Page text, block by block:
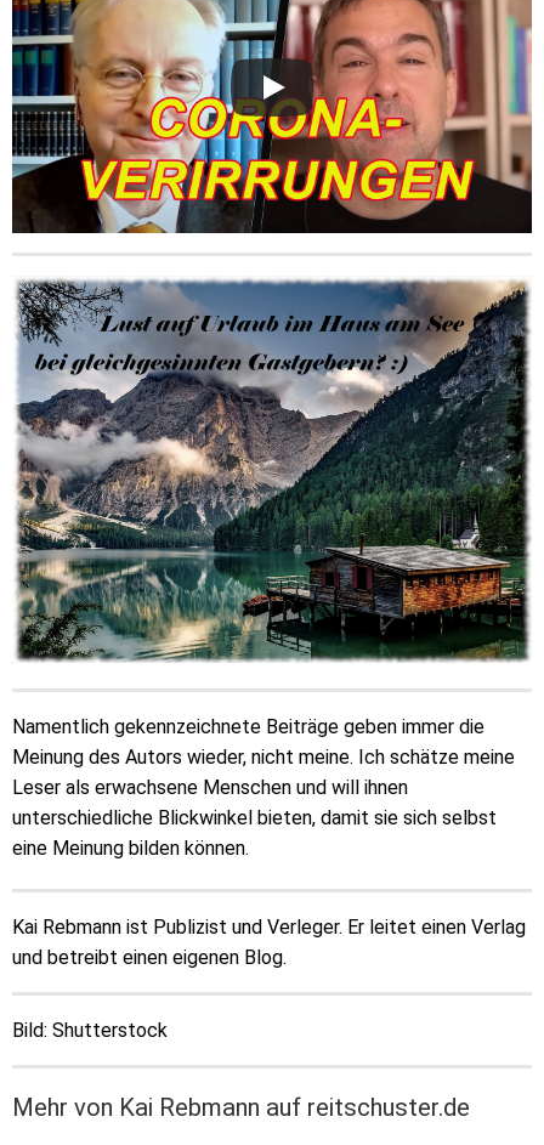
Namentlich gekennzeichnete Beiträge geben immer die
Meinung des Autors wieder, nicht meine. Ich schätze meine
Leser als erwachsene Menschen und will ihnen
unterschiedliche Blickwinkel bieten, damit sie sich selbst
eine Meinung bilden können.
Kai Rebmann ist Publizist und Verleger. Er leitet einen Verlag
und betreibt einen eigenen Blog.
Bild: Shutterstock
Mehr von Kai Rebmann auf reitschuster.de